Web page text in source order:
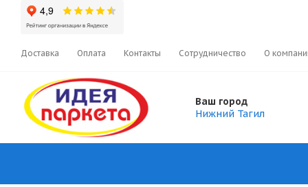
Доставка Оплата Контакты Сотрудничество О
Ваш город
Нижний Тагил